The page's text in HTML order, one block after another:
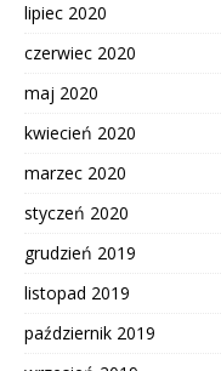
lipiec 2020
czerwiec 2020
maj 2020
kwiecień 2020
marzec 2020
styczeń 2020
grudzień 2019
listopad 2019
październik 2019